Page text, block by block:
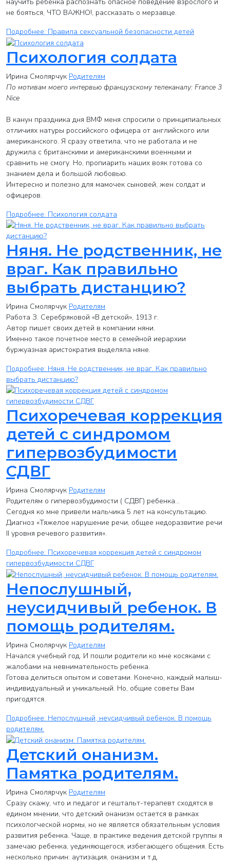
не бояться, ЧТО ВАЖНО!, рассказать о мерзавце.
Подробнее: Правила сексуальной безопасности детей
Психология солдата
Ирина Смолярчук Родителям
По мотивам моего интервью французскому телеканалу: France 3
Nice
В канун праздника дня ВМФ меня спросили о принципиальных
отличиях натуры российского офицера от английского или
американского. Я сразу ответила, что не работала и не
дружила с британскими и американскими военными и
сравнить не смогу. Но, пропиарить наших вояк готова со
знанием дела и большой любовью.
Интересно и полезно для мамочек сыновей, жен солдат и
офицеров.
Подробнее: Психология солдата
Няня. Не родственник, не
враг. Как правильно
выбрать дистанцию?
Ирина Смолярчук Родителям
Работа З. Серебряковой «В детской», 1913 г.
Автор пишет своих детей в компании няни.
Именно такое почетное место в семейной иерархии
буржуазная аристократия выделяла няне.
Подробнее: Няня. Не родственник, не враг. Как правильно
выбрать дистанцию?
Психоречевая коррекция
детей с синдромом
гипервозбудимости
СДВГ
Ирина Смолярчук Родителям
Родителям о гипервозбудимости ( СДВГ) ребенка...
Сегодня ко мне привели мальчика 5 лет на консультацию.
Диагноз «Тяжелое нарушение речи, общее недоразвитие речи
II уровня речевого развития».
Подробнее: Психоречевая коррекция детей с синдромом
гипервозбудимости СДВГ
Непослушный,
неусидчивый ребенок. В
помощь родителям.
Ирина Смолярчук Родителям
Начался учебный год. И пошли родители ко мне косяками с
жалобами на невнимательность ребенка.
Готова делиться опытом и советами. Конечно, каждый малыш-
индивидуальный и уникальный. Но, общие советы Вам
пригодятся.
Подробнее: Непослушный, неусидчивый ребенок. В помощь
родителям.
Детский онанизм.
Памятка родителям.
Ирина Смолярчук Родителям
Сразу скажу, что и педагог и гештальт-терапевт сходятся в
едином мнении, что детский онанизм остается в рамках
психологческой нормы, но не является обязательным условия
развития ребенка. Чаще, в практике ведения детской группы я
замечаю ребенка, уединяющегося, избегающего общения. Есть
несколько причин: аутизация, онанизм и т.д.